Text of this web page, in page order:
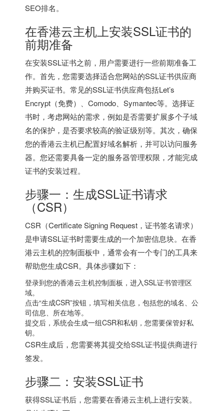
SEO排名。
在香港云主机 上安装SSL证书的
前期准备
在安装SSL证书之前，用户需要进行一些前期准备工
作。首先，您需要选择适合您网站的SSL证书供应商
并购买证书。常见的SSL证书供应商包括Let’s
Encrypt（免费）、Comodo、Symantec等。选择证
书时，考虑网站的需求，例如是否需要扩展多个子域
名的保护，是否要求较高的验证级别等。其次，确保
您的香港云主机已配置好域名解析，并可以访问服务
器。您还需要具备一定的服务器管理权限，才能完成
证书的安装过程。
步骤一：生成SSL证书请求
（CSR）
CSR（Certificate Signing Request，证书签名请求）
是申请SSL证书时需要生成的一个加密信息块。在香
港云主机的控制面板中，通常会有一个专门的工具来
帮助您生成CSR。具体步骤如下：
登录到您的香港云主机控制面板，进入SSL证书管理区
域。
点击“生成CSR”按钮，填写相关信息，包括您的域名、公
司信息、所在地等。
提交后，系统会生成一组CSR和私钥，您需要保管好私
钥。
CSR生成后，您需要将其提交给SSL证书提供商进行
签发。
步骤二：安装SSL证书
获得SSL证书后，您需要在香港云主机上进行安装。